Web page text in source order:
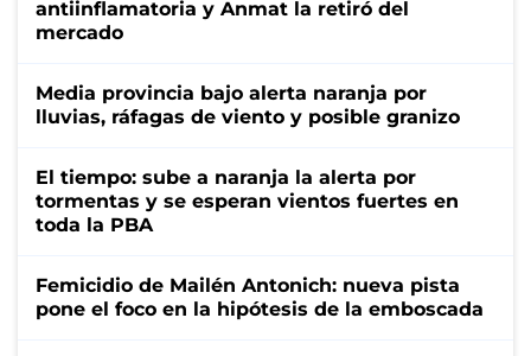
antiinflamatoria y Anmat la retiró del
mercado
Media provincia bajo alerta naranja por
lluvias, ráfagas de viento y posible granizo
El tiempo: sube a naranja la alerta por
tormentas y se esperan vientos fuertes en
toda la PBA
Femicidio de Mailén Antonich: nueva pista
pone el foco en la hipótesis de la emboscada